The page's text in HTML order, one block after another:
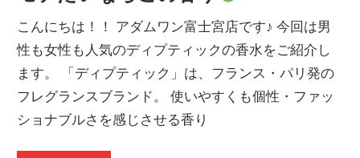
こんにちは！！ アダムワン富士宮店です♪ 今回は男
性も女性も人気のディプティックの香水をご紹介し
ます。 「ディプティック」は、フランス・パリ発の
フレグランスブランド。 使いやすくも個性・ファッ
ショナブルさを感じさせる香り